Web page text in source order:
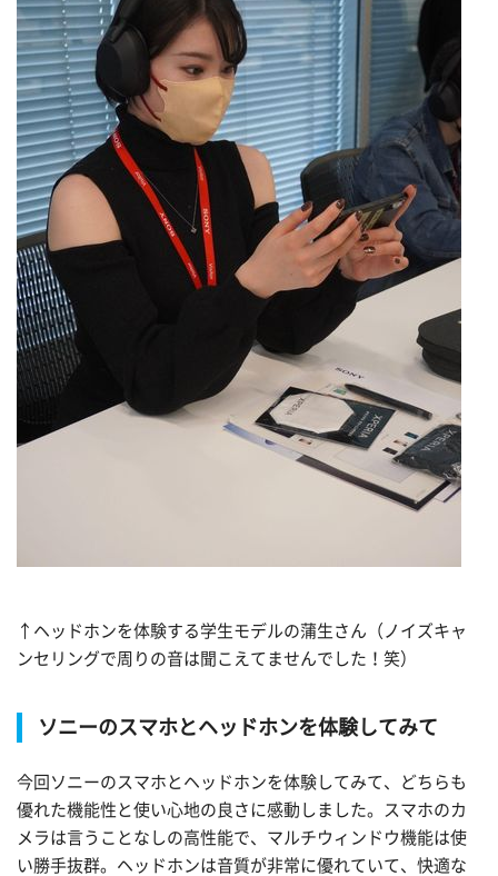
↑ヘッドホンを体験する学生モデルの蒲生さん（ノイズキャ
ンセリングで周りの音は聞こえてませんでした！笑）
ソニーのスマホとヘッドホンを体験してみて
今回ソニーのスマホとヘッドホンを体験してみて、どちらも
優れた機能性と使い心地の良さに感動しました。スマホのカ
メラは言うことなしの高性能で、マルチウィンドウ機能は使
い勝手抜群。ヘッドホンは音質が非常に優れていて、快適な